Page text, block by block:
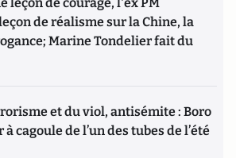
de réalisme sur la Chine, la
Marine Tondelier fait du
et du viol, antisémite : Boro
cagoule de l’un des tubes de l’été